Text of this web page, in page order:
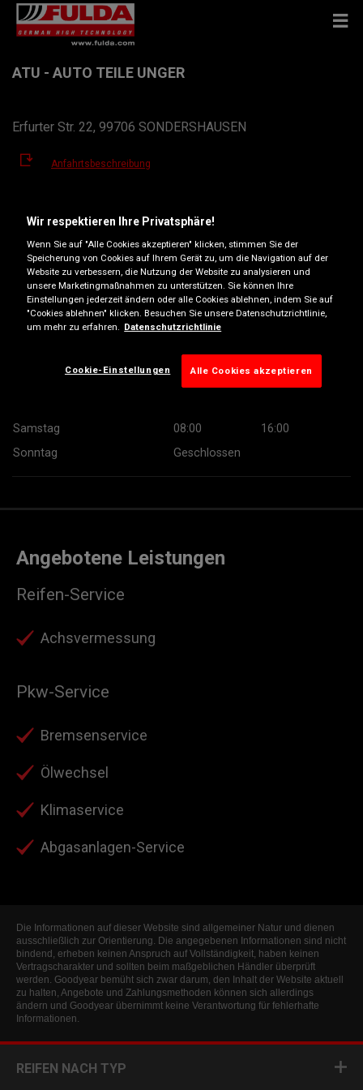
ATU - AUTO TEILE UNGER
Erfurter Str. 22, 99706 SONDERSHAUSEN
Anfahrtsbeschreibung
Telefonnummer anzeigen
sondershausen@atu.de
Öffnungszeiten
Montag 07:30
18:00
Dienstag
07:30
07:30
18:00
18:00
Samstag
08:00
16:00
Sonntag
Geschlossen
Angebotene Leistungen
Reifen-Service
Achsvermessung
Pkw-Service
Bremsenservice
Ölwechsel
Klimaservice
Abgasanlagen-Service
Die Informationen auf dieser Website sind allgemeiner Natur und dienen
ausschließlich zur Orientierung. Die angegebenen Informationen sind nicht
bindend, erheben keinen Anspruch auf Vollständigkeit, haben keinen
Vertragscharakter und sollten beim maßgeblichen Händler überprüft
werden. Goodyear bemüht sich zwar darum, den Inhalt der Website aktuell
zu halten, Angebote und Zahlungsmethoden können sich allerdings
ändern und Goodyear übernimmt keine Verantwortung für fehlerhafte
Informationen.
REIFEN NACH TYP
Wir respektieren Ihre Privatsphäre!
Wenn Sie auf "Alle Cookies akzeptieren" klicken, stimmen Sie der
Speicherung von Cookies auf Ihrem Gerät zu, um die Navigation auf der
Website zu verbessern, die Nutzung der Website zu analysieren und
unsere Marketingmaßnahmen zu unterstützen. Sie können Ihre
Einstellungen jederzeit ändern oder alle Cookies ablehnen, indem Sie auf
"Cookies ablehnen" klicken. Besuchen Sie unsere Datenschutzrichtlinie,
um mehr zu erfahren.
Datenschutzrichtlinie
Cookie-Einstellungen Alle Cookies akzeptieren